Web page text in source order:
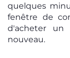
quelques
fenêtre de
d'acheter
nouveau.